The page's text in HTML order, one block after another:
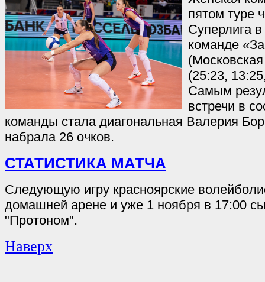
пятом туре
Суперлига в
команде
(25:23,
Самым
встречи в
команды стала диагональная Валерия
набрала 26 очков.
СТАТИСТИКА МАТЧА
Следующую игру красноярские
домашней арене и уже 1 ноября в 17:00
"Протоном".
Наверх